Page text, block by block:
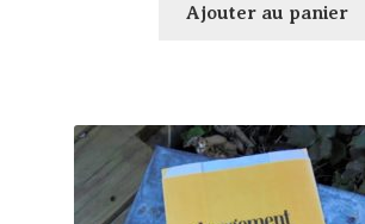
Ajouter au panier